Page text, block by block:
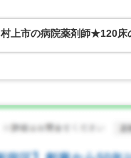
村上市の病院薬剤師★120床